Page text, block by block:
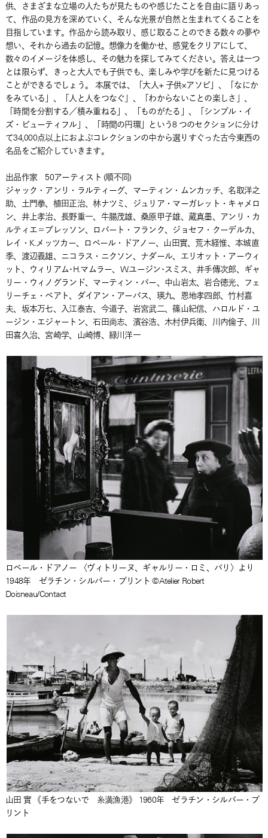
供、さまざまな立場の人たちが見たものや感じたことを自由に語りあっ
て、作品の見方を深めていく、そんな光景が自然と生まれてくることを
目指しています。作品から読み取り、感じ取ることのできる数々の夢や
想い、それから過去の記憶。想像力を働かせ、感覚をクリアにして、
数々のイメージを体感し、その魅力を探してみてください。答えは一つ
とは限らず、きっと大人でも子供でも、楽しみや学びを新たに見つける
ことができるでしょう。 本展では、「大人+ 子供×アソビ」、「なにか
をみている」、「人と人をつなぐ」、「わからないことの楽しさ」、
「時間を分割する／積み重ねる」、「ものがたる」、「シンプル・イ
ズ・ビューティフル」、「時間の円環」という8 つのセクションに分け
て34,000点以上におよぶコレクションの中から選りすぐった古今東西の
名品をご紹介していきます。
出品作家 50アーティスト (順不同)
ジャック・アンリ・ラルティーグ、マーティン・ムンカッチ、名取洋之
助、土門拳、植田正治、林ナツミ、ジュリア・マーガレット・キャメロ
ン、井上孝治、長野重一、牛腸茂雄、桑原甲子雄、蔵真墨、アンリ・カ
ルティエ＝ブレッソン、ロバート・フランク、ジョセフ・クーデルカ、
レイ・K.メッツカー、ロベール・ドアノー、山田實、荒木経惟、本城直
季、渡辺義雄、ニコラス・ニクソン、ナダール、エリオット・アーウィ
ット、ウィリアム･H.マムラー、W.ユージン･スミス、井手傳次郎、ギャ
リー・ウィノグランド、マーティン・パー、中山岩太、岩合徳光、フェ
リーチェ・ベアト、ダイアン・アーバス、瑛九、恩地孝四郎、竹村嘉
夫、坂本万七、入江泰吉、今道子、岩宮武二、篠山紀信、ハロルド・ユ
ージン・エジャートン、石田尚志、濱谷浩、木村伊兵衛、川内倫子、川
田喜久治、宮崎学、山崎博、緑川洋一
ロベール・ドアノー 〈ヴィトリーヌ、ギャルリー・ロミ、パリ〉より
1948年 ゼラチン・シルバー・プリント ©Atelier Robert
Doisneau/Contact
山田 實 《手をつないで 糸満漁港》 1960年 ゼラチン・シルバー・プ
リント